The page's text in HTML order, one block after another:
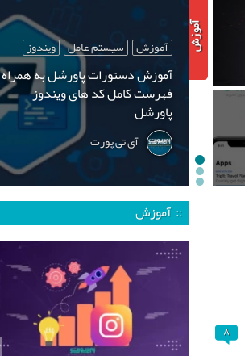
آموزش سیستم عامل ویندوز
آموزش دستورات پاورشل به همراه
فهرست کامل کد های ویندوز
پاورشل
آی تی پورت
۸
:: آموزش